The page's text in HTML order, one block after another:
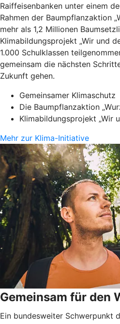
Raiffeisenbanken unter einem
Rahmen der Baumpflanzaktion
mehr als 1,2 Millionen
Klimabildungsprojekt „Wir und
1.000 Schulklassen
gemeinsam die nächsten
Zukunft gehen.
Gemeinsamer Klimaschutz
Die Baumpflanzaktion
Klimabildungsprojekt „Wir
Mehr zur Klima-Initiative
Gemeinsam für den
Ein bundesweiter Schwerpunkt